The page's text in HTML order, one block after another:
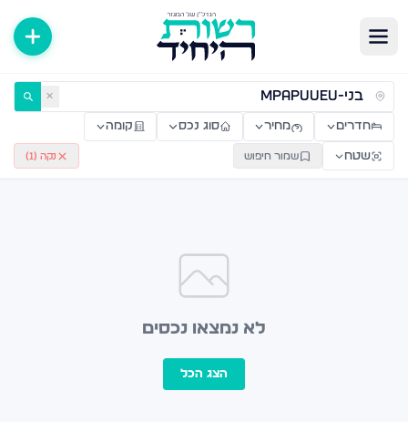
דירות למכירה ולהשכרה — רשות היחיד ✕
חדרים מחיר סוג נכס קומה
שטח שמור חיפוש נקה ( 1
)
לא נמצאו נכסים
הצג הכל